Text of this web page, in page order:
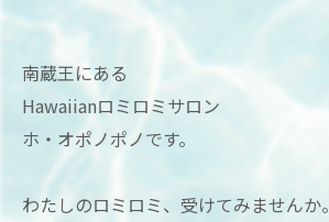
南蔵王にある
Hawaiianロミロミサロン
ホ・オポノポノです。
わたしのロミロミ、受けてみませんか。